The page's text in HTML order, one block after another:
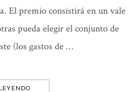
El premio consistirá en un vale
pueda elegir el conjunto de
(los gastos de …